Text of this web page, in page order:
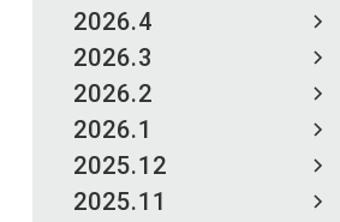
2026.4
2026.3
2026.2
2026.1
2025.12
2025.11